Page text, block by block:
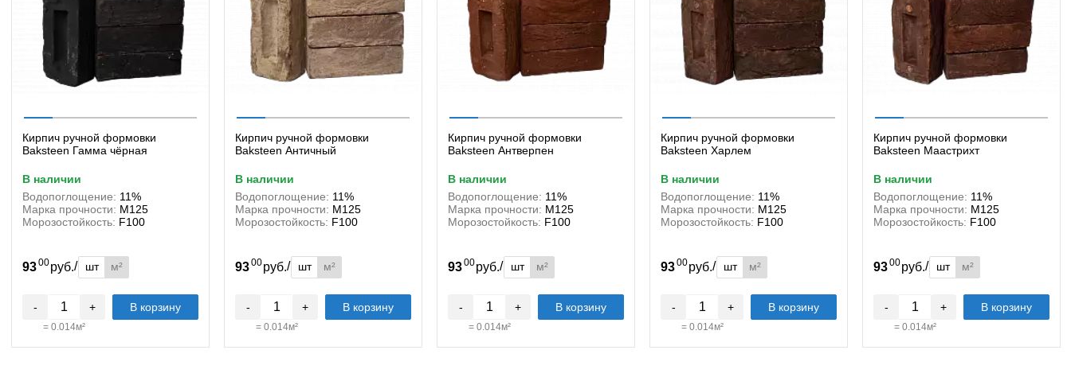
Кирпич ручной формовки
Baksteen Гамма чёрная
в наличии
Водопоглощение: 11%
Марка прочности: М125
Морозостойкость: F100
9300руб./ шт м²
- +
= 0.014м²
В корзину
Кирпич ручной формовки
Baksteen Античный
в наличии
Водопоглощение: 11%
Марка прочности: М125
Морозостойкость: F100
9300руб./ шт м²
- +
= 0.014м²
В корзину
Кирпич ручной формовки
Baksteen Антверпен
в наличии
Водопоглощение: 11%
Марка прочности: М125
Морозостойкость: F100
9300руб./ шт м²
- +
= 0.014м²
В корзину
Кирпич ручной формовки
Baksteen Харлем
в наличии
Водопоглощение: 11%
Марка прочности: М125
Морозостойкость: F100
9300руб./ шт м²
- +
= 0.014м²
В корзину
Кирпич ручной формовки
Baksteen Маастрихт
в наличии
Водопоглощение: 11%
Марка прочности: М125
Морозостойкость: F100
9300руб./ шт м²
- +
= 0.014м²
В корзину